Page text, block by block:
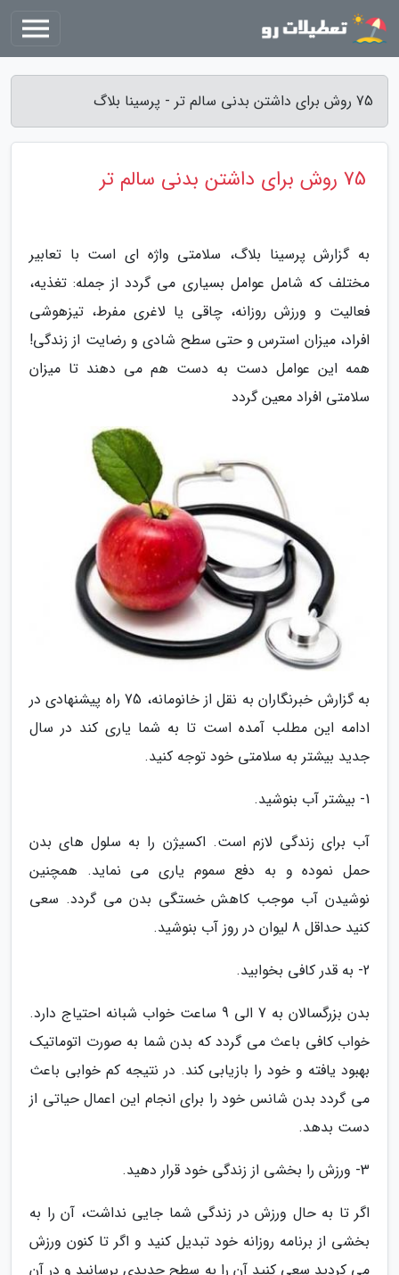
75 روش برای داشتن بدنی سالم تر - پرسینا بلاگ
75 روش برای داشتن بدنی سالم تر
به گزارش پرسینا بلاگ، سلامتی واژه ای است با تعابیر
مختلف که شامل عوامل بسیاری می گردد از جمله: تغذیه،
فعالیت و ورزش روزانه، چاقی یا لاغری مفرط، تیزهوشی
افراد، میزان استرس و حتی سطح شادی و رضایت از زندگی!
همه این عوامل دست به دست هم می دهند تا میزان
سلامتی افراد معین گردد
به گزارش خبرنگاران به نقل از خانومانه، 75 راه پیشنهادی در
ادامه این مطلب آمده است تا به شما یاری کند در سال
جدید بیشتر به سلامتی خود توجه کنید.
1- بیشتر آب بنوشید.
آب برای زندگی لازم است. اکسیژن را به سلول های بدن
حمل نموده و به دفع سموم یاری می نماید. همچنین
نوشیدن آب موجب کاهش خستگی بدن می گردد. سعی
کنید حداقل 8 لیوان در روز آب بنوشید.
2- به قدر کافی بخوابید.
بدن بزرگسالان به 7 الی 9 ساعت خواب شبانه احتیاج دارد.
خواب کافی باعث می گردد که بدن شما به صورت اتوماتیک
بهبود یافته و خود را بازیابی کند. در نتیجه کم خوابی باعث
می گردد بدن شانس خود را برای انجام این اعمال حیاتی از
دست بدهد.
3- ورزش را بخشی از زندگی خود قرار دهید.
اگر تا به حال ورزش در زندگی شما جایی نداشت، آن را به
بخشی از برنامه روزانه خود تبدیل کنید و اگر تا کنون ورزش
می کردید سعی کنید آن را به سطح جدیدی برسانید و در آن